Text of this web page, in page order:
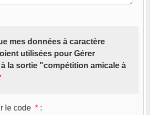
mes données à caractère
utilisées pour Gérer
la sortie "compétition amicale à
le code * :